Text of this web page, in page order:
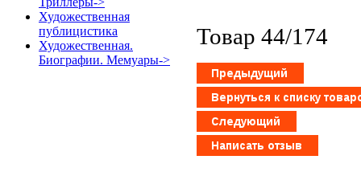
Художественная
публицистика
Художественная.
Биографии. Мемуары->
Товар 44/174